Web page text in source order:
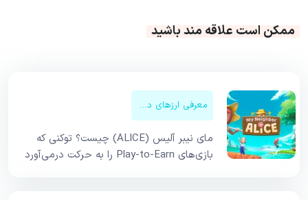
ممکن است علاقه مند باشید
معرفی ارزهای دیجیتال
مای نیبر آلیس (ALICE) چیست؟ توکنی که
بازی‌های Play-to-Earn را به حرکت درمی‌آورد